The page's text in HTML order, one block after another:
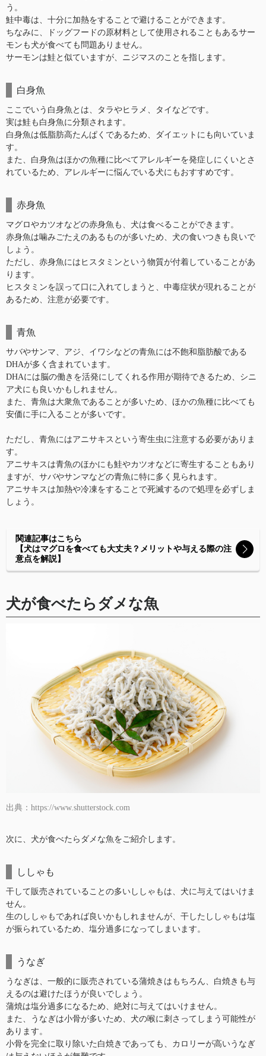
う。
鮭中毒は、十分に加熱をすることで避けることができます。
ちなみに、ドッグフードの原材料として使用されることもあるサー
モンも犬が食べても問題ありません。
サーモンは鮭と似ていますが、ニジマスのことを指します。
白身魚
ここでいう白身魚とは、タラやヒラメ、タイなどです。
実は鮭も白身魚に分類されます。
白身魚は低脂肪高たんぱくであるため、ダイエットにも向いていま
す。
また、白身魚はほかの魚種に比べてアレルギーを発症しにくいとさ
れているため、アレルギーに悩んでいる犬にもおすすめです。
赤身魚
マグロやカツオなどの赤身魚も、犬は食べることができます。
赤身魚は噛みごたえのあるものが多いため、犬の食いつきも良いで
しょう。
ただし、赤身魚にはヒスタミンという物質が付着していることがあ
ります。
ヒスタミンを誤って口に入れてしまうと、中毒症状が現れることが
あるため、注意が必要です。
青魚
サバやサンマ、アジ、イワシなどの青魚には不飽和脂肪酸である
DHAが多く含まれています。
DHAには脳の働きを活発にしてくれる作用が期待できるため、シニ
ア犬にも良いかもしれません。
また、青魚は大衆魚であることが多いため、ほかの魚種に比べても
安価に手に入ることが多いです。
ただし、青魚にはアニサキスという寄生虫に注意する必要がありま
す。
アニサキスは青魚のほかにも鮭やカツオなどに寄生することもあり
ますが、サバやサンマなどの青魚に特に多く見られます。
アニサキスは加熱や冷凍をすることで死滅するので処理を必ずしま
しょう。
関連記事はこちら
【犬はマグロを食べても大丈夫？メリットや与える際の注
意点を解説】
犬が食べたらダメな魚
出典：https://www.shutterstock.com
次に、犬が食べたらダメな魚をご紹介します。
ししゃも
干して販売されていることの多いししゃもは、犬に与えてはいけま
せん。
生のししゃもであれば良いかもしれませんが、干したししゃもは塩
が振られているため、塩分過多になってしまいます。
うなぎ
うなぎは、一般的に販売されている蒲焼きはもちろん、白焼きも与
えるのは避けたほうが良いでしょう。
蒲焼は塩分過多になるため、絶対に与えてはいけません。
また、うなぎは小骨が多いため、犬の喉に刺さってしまう可能性が
あります。
小骨を完全に取り除いた白焼きであっても、カロリーが高いうなぎ